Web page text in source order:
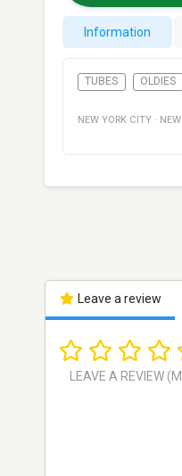
Information
TUBES OLDIES
NEW YORK CITY ·
Leave a review